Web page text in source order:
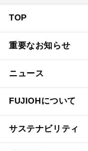
TOP
重要なお知らせ
ニュース
FUJIOHについて
サステナビリティ